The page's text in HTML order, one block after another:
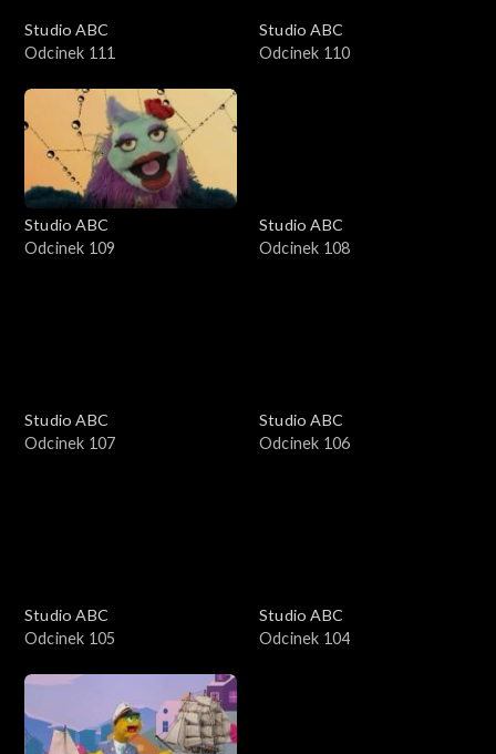
Studio ABC
Odcinek 111
Studio ABC
Odcinek 110
Studio ABC
Odcinek 109
Studio ABC
Odcinek 108
Studio ABC
Odcinek 107
Studio ABC
Odcinek 106
Studio ABC
Odcinek 105
Studio ABC
Odcinek 104